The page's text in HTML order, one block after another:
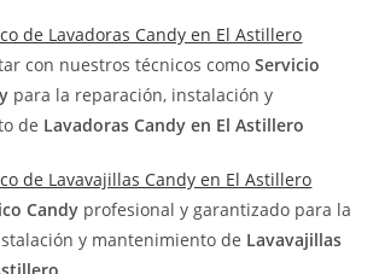
de Lavadoras Candy en El Astillero
con nuestros técnicos comoServicio
para la reparación, instalación y
de Lavadoras Candy en El Astillero
de Lavavajillas Candy en El Astillero
Candy profesional y garantizado para la
y mantenimiento de Lavavajillas